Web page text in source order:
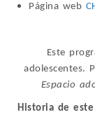
Página web
Este
adolescentes.
Espacio
Historia de